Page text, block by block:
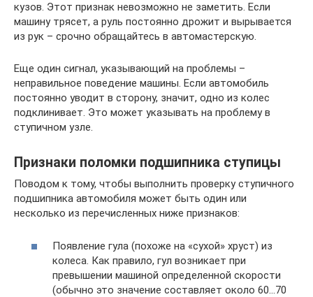
кузов. Этот признак невозможно не заметить. Если
машину трясет, а руль постоянно дрожит и вырывается
из рук – срочно обращайтесь в автомастерскую.
Еще один сигнал, указывающий на проблемы –
неправильное поведение машины. Если автомобиль
постоянно уводит в сторону, значит, одно из колес
подклинивает. Это может указывать на проблему в
ступичном узле.
Признаки поломки подшипника ступицы
Поводом к тому, чтобы выполнить проверку ступичного
подшипника автомобиля может быть один или
несколько из перечисленных ниже признаков:
Появление гула (похоже на «сухой» хруст) из
колеса. Как правило, гул возникает при
превышении машиной определенной скорости
(обычно это значение составляет около 60…70